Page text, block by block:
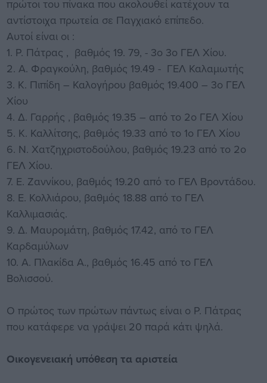
πρώτοι του πίνακα που ακολουθεί κατέχουν τα
αντίστοιχα πρωτεία σε Παγχιακό επίπεδο.
Αυτοί είναι οι :
1. Ρ. Πάτρας , βαθμός 19. 79, - 3ο 3ο ΓΕΛ Χίου.
2. Α. Φραγκούλη, βαθμός 19.49 - ΓΕΛ Καλαμωτής
3. Κ. Πιπίδη – Καλογήρου βαθμός 19.400 – 3ο ΓΕΛ
Χίου
4. Δ. Γαρρής , βαθμός 19.35 – από το 2ο ΓΕΛ Χίου
5. Κ. Καλλίτσης, βαθμός 19.33 από το 1ο ΓΕΛ Χίου
6. Ν. Χατζηχριστοδούλου, βαθμός 19.23 από το 2ο
ΓΕΛ Χίου.
7. Ε. Ζαννίκου, βαθμός 19.20 από το ΓΕΛ Βροντάδου.
8. Ε. Κολλιάρου, βαθμός 18.88 από το ΓΕΛ
Καλλιμασιάς.
9. Δ. Μαυρομάτη, βαθμός 17.42, από το ΓΕΛ
Καρδαμύλων
10. Α. Πλακίδα Α., βαθμός 16.45 από το ΓΕΛ
Βολισσού.
Ο πρώτος των πρώτων πάντως είναι ο Ρ. Πάτρας
που κατάφερε να γράψει 20 παρά κάτι ψηλά.
Οικογενειακή υπόθεση τα αριστεία